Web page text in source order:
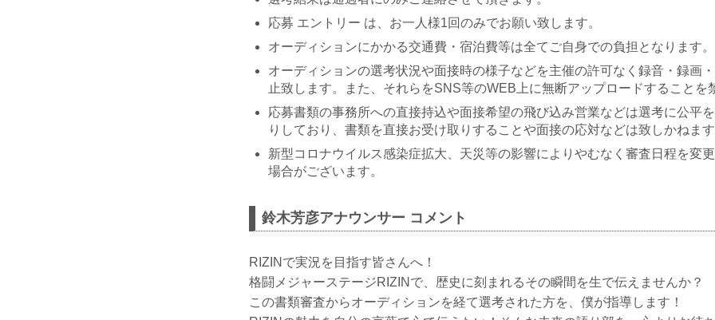
応募 エントリー は、お一人様1回のみでお願い致します。
オーディションにかかる交通費・宿泊費等は全てご自身での負担となります。
オーディションの選考状況や面接時の様子などを主催の許可なく録音・録画
止致します。また、それらをSNS等のWEB上に無断アップロードすることを
応募書類の事務所への直接持込や面接希望の飛び込み営業などは選考に公平
りしており、書類を直接お受け取りすることや面接の応対などは致しかねま
新型コロナウイルス感染症拡大、天災等の影響によりやむなく審査日程を変
場合がございます。
鈴木芳彦アナウンサー コメント
RIZINで実況を目指す皆さんへ！
格闘メジャーステージRIZINで、歴史に刻まれるその瞬間を生で伝えませんか？
この書類審査からオーディションを経て選考された方を、僕が指導します！